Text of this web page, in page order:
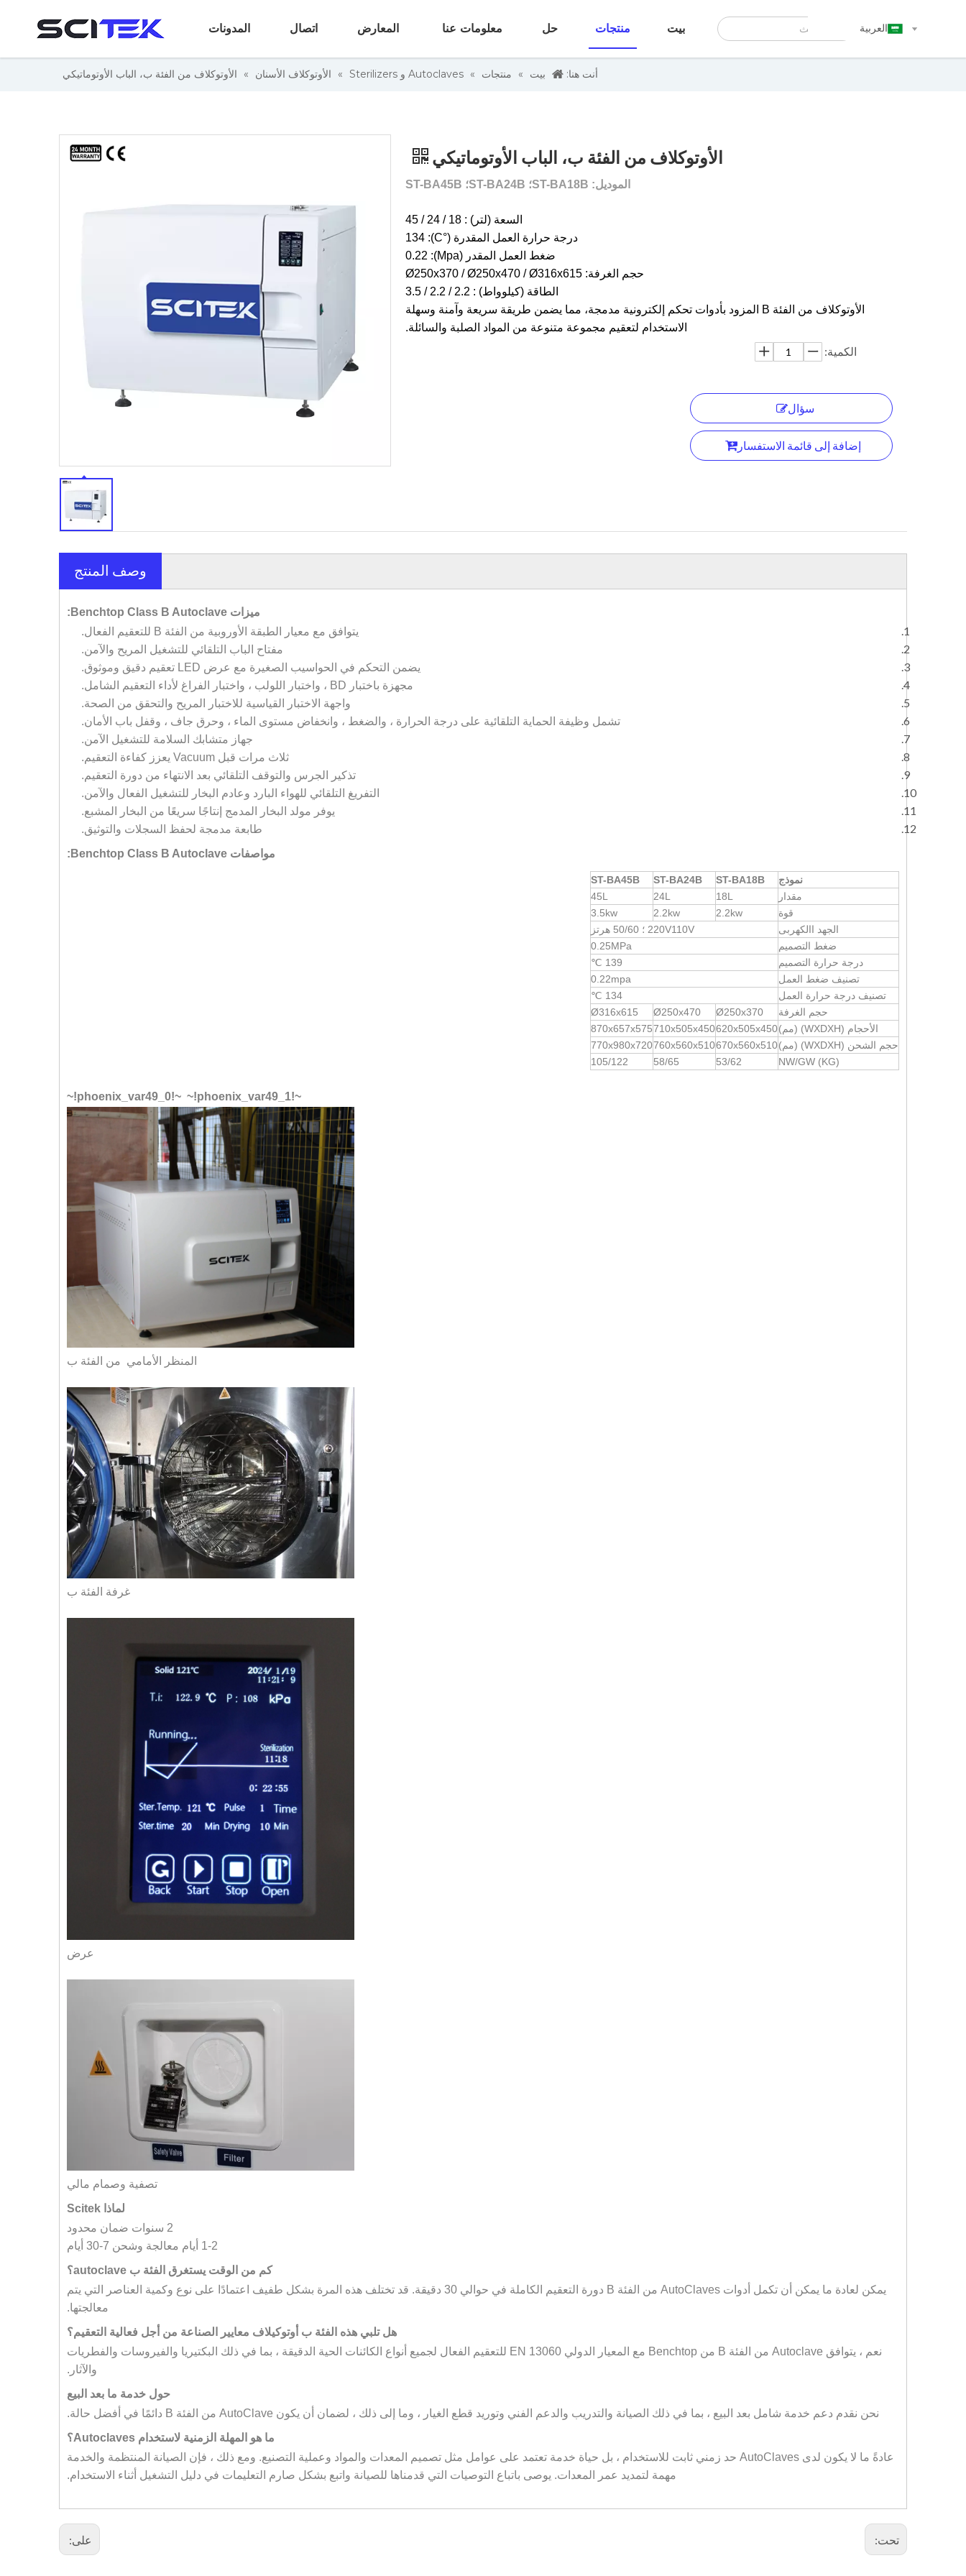
بيت منتجات حل معلومات عنا المعارض اتصال المدونات العربية
أنت هنا: بيت » منتجات » Autoclaves و Sterilizers » الأوتوكلاف الأسنان » الأوتوكلاف من الفئة ب، الباب الأوتوماتيكي
الأوتوكلاف من الفئة ب، الباب الأوتوماتيكي
الموديل: ST-BA18B؛ ST-BA24B؛ ST-BA45B
السعة (لتر) : 18 / 24 / 45
درجة حرارة العمل المقدرة (°C): 134
ضغط العمل المقدر (Mpa): 0.22
حجم الغرفة: Ø250x370 / Ø250x470 / Ø316x615
الطاقة (كيلوواط) : 2.2 / 2.2 / 3.5
الأوتوكلاف من الفئة B المزود بأدوات تحكم إلكترونية مدمجة، مما يضمن طريقة سريعة وآمنة وسهلة
الاستخدام لتعقيم مجموعة متنوعة من المواد الصلبة والسائلة.
الكمية:
سؤال
إضافة إلى قائمة الاستفسار
وصف المنتج
ميزات Benchtop Class B Autoclave:
يتوافق مع معيار الطبقة الأوروبية من الفئة B للتعقيم الفعال.
مفتاح الباب التلقائي للتشغيل المريح والآمن.
يضمن التحكم في الحواسيب الصغيرة مع عرض LED تعقيم دقيق وموثوق.
مجهزة باختبار BD ، واختبار اللولب ، واختبار الفراغ لأداء التعقيم الشامل.
واجهة الاختبار القياسية للاختبار المريح والتحقق من الصحة.
تشمل وظيفة الحماية التلقائية على درجة الحرارة ، والضغط ، وانخفاض مستوى الماء ، وحرق جاف ، وقفل باب الأمان.
جهاز متشابك السلامة للتشغيل الآمن.
ثلاث مرات قبل Vacuum يعزز كفاءة التعقيم.
تذكير الجرس والتوقف التلقائي بعد الانتهاء من دورة التعقيم.
التفريغ التلقائي للهواء البارد وعادم البخار للتشغيل الفعال والآمن.
يوفر مولد البخار المدمج إنتاجًا سريعًا من البخار المشبع.
طابعة مدمجة لحفظ السجلات والتوثيق.
مواصفات Benchtop Class B Autoclave:
نموذج ST-BA18B
ST-BA24B
ST-BA45B
مقدار
18L
24L
45L
قوة
2.2kw
2.2kw
3.5kw
الجهد االكهربى
220V110V ؛ 50/60 هرتز
ضغط التصميم
0.25MPa
درجة حرارة التصميم
139 ℃
تصنيف ضغط العمل
0.22mpa
تصنيف درجة حرارة العمل
134 ℃
حجم الغرفة
Ø250x370
Ø250x470
Ø316x615
الأحجام (WXDXH) (مم)
620x505x450
710x505x450
870x657x575
حجم الشحن (WXDXH) (مم)
670x560x510
760x560x510
770x980x720
NW/GW (KG)
53/62
58/65
105/122
~!phoenix_var49_0!~ ~!phoenix_var49_1!~
المنظر الأمامي من الفئة ب
غرفة الفئة ب
عرض
تصفية وصمام مالي
لماذا Scitek
2 سنوات ضمان محدود
1-2 أيام معالجة وشحن 7-30 أيام
كم من الوقت يستغرق الفئة ب autoclave؟
يمكن لعادة ما يمكن أن تكمل أدوات AutoClaves من الفئة B دورة التعقيم الكاملة في حوالي 30 دقيقة. قد تختلف هذه المرة بشكل طفيف اعتمادًا على نوع وكمية العناصر التي يتم
معالجتها.
هل تلبي هذه الفئة ب أوتوكيلاف معايير الصناعة من أجل فعالية التعقيم؟
نعم ، يتوافق Autoclave من الفئة B من Benchtop مع المعيار الدولي EN 13060 للتعقيم الفعال لجميع أنواع الكائنات الحية الدقيقة ، بما في ذلك البكتيريا والفيروسات والفطريات
والآثار.
حول خدمة ما بعد البيع
نحن نقدم دعم خدمة شامل بعد البيع ، بما في ذلك الصيانة والتدريب والدعم الفني وتوريد قطع الغيار ، وما إلى ذلك ، لضمان أن يكون AutoClave من الفئة B دائمًا في أفضل حالة.
ما هو المهلة الزمنية لاستخدام Autoclaves؟
عادةً ما لا يكون لدى AutoClaves حد زمني ثابت للاستخدام ، بل حياة خدمة تعتمد على عوامل مثل تصميم المعدات والمواد وعملية التصنيع. ومع ذلك ، فإن الصيانة المنتظمة والخدمة
مهمة لتمديد عمر المعدات. يوصى باتباع التوصيات التي قدمناها للصيانة واتبع بشكل صارم التعليمات في دليل التشغيل أثناء الاستخدام.
على: تحت: